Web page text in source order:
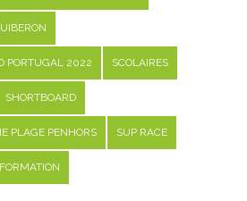
PORTUGAL 2022 SCOLAIRES
SHORTBOARD
PLAGE PENHORS SUP RACE